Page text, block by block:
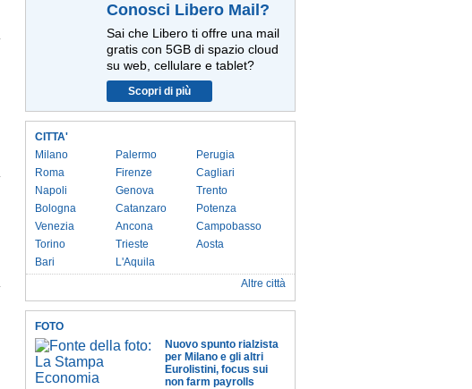
Conosci Libero Mail?
Sai che Libero ti offre una mail
gratis con 5GB di spazio cloud
su web, cellulare e tablet?
Scopri di più
CITTA'
Milano
Roma
Napoli
Bologna
Venezia
Torino
Bari
Palermo
Firenze
Genova
Catanzaro
Ancona
Trieste
L'Aquila
Perugia
Cagliari
Trento
Potenza
Campobasso
Aosta
Altre città
FOTO
Nuovo spunto rialzista
per Milano e gli altri
Eurolistini, focus sui
non farm payrolls